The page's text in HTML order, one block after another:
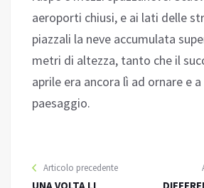
aeroporti chiusi, e ai lati delle
piazzali la neve accumulata
metri di altezza, tanto che il
aprile era ancora lì ad ornare e
paesaggio.
Articolo precedente
UNA VOLTA LI